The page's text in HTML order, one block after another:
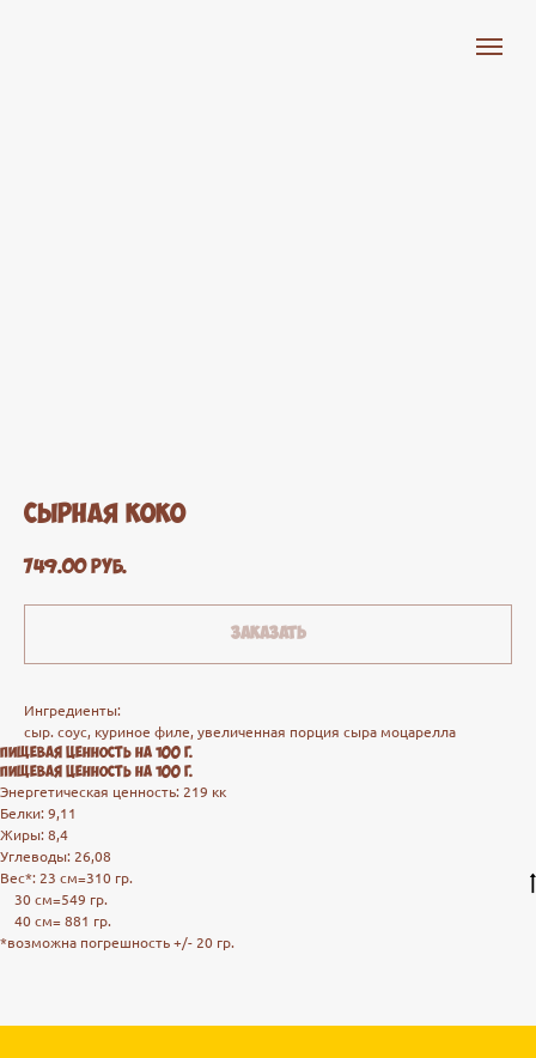
СЫРНАЯ КОКО
749.00 руб.
Заказать
Ингредиенты:
сыр. соус, куриное филе, увеличенная порция сыра моцарелла
Пищевая ценность на 100 г.
Пищевая ценность на 100 г.
Энергетическая ценность: 219 кк
Белки: 9,11
Жиры: 8,4
Углеводы: 26,08
Вес*: 23 см=310 гр.
30 см=549 гр.
40 см= 881 гр.
*возможна погрешность +/- 20 гр.